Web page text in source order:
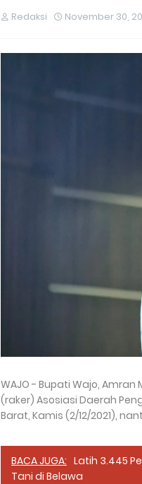
Redaksi November 30,
WAJO - Bupati Wajo,
(raker) Asosiasi Daerah
Barat, Kamis (2/12/2021),
BACA JUGA: Latih 3.445
Tani di Belawa